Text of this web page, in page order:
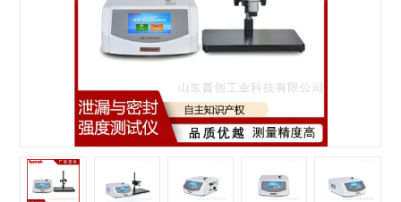
微泄漏无损密封测试仪
水性笔泄漏密封测试仪
泄漏与密封强度测试仪
正压密封测试仪